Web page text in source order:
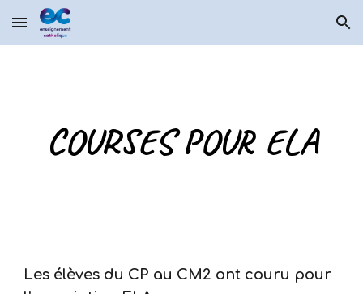
Skip to main content Skip to navigation
COURSES POUR ELA
Les élèves du CP au CM2 ont couru pour